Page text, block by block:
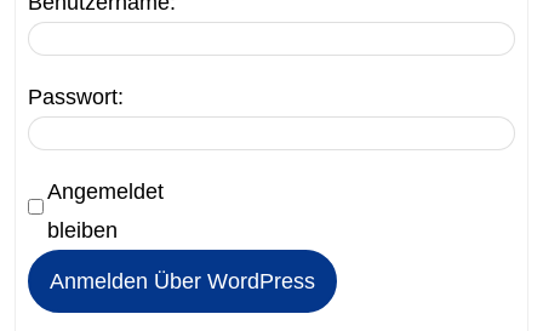
Passwort:
Angemeldet
bleiben